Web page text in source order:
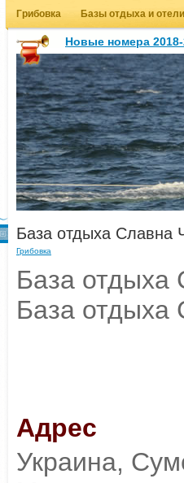
Грибовка Базы отдыха и отели
Новые номера 2018-
Грибовка
База отдыха Славна
База отдыха
База отдыха
Адрес
Украина,